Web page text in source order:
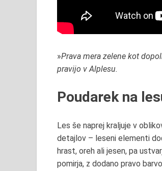
»Prava mera zelene kot
pravijo v Alplesu.
Poudarek na
Les še naprej kraljuje v
detajlov – leseni elementi
hrast, oreh ali jesen, pa
pomirja, z dodano pravo